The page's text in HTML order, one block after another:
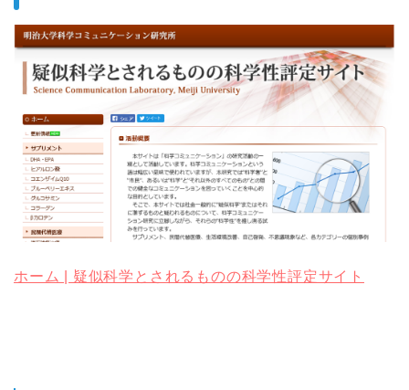
ホーム | 疑似科学とされるものの科学性評定サイト